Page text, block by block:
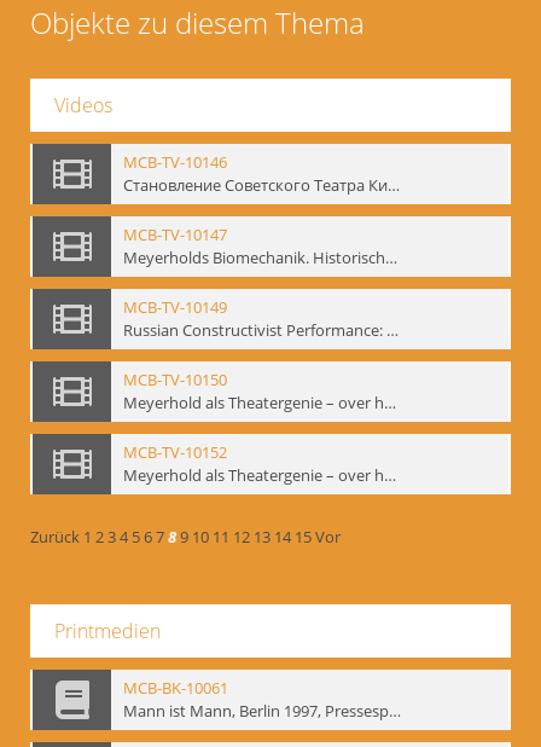
Objekte zu diesem Thema
Videos
MCB-TV-10146
Становление Советского Театра Кино - свидетельства эпохи 1920-1936 / Entstehung des sowjetischen Theaters – kinematografische Zeugnisse 1920-1936 - Interne Signatur: BM-vid-96
MCB-TV-10147
Meyerholds Biomechanik. Historisches Filmmaterial - Interne Signatur: BM-vid-99
MCB-TV-10149
Russian Constructivist Performance: An Evening of Foregger's Mastfor Cabaret. Good Treatment for Horses - Interne Signatur: BM-vid-105
MCB-TV-10150
Meyerhold als Theatergenie – over het mechanik van de acteursexpressie - Interne Signatur: BM-vid-108
MCB-TV-10152
Meyerhold als Theatergenie – over het mechanik van de acteursexpressie, Ausschnitt 2 - Interne Signatur: BM-vid-108_A2
Zurück 1 234 56789 10 11 12 13 14 15Vor
Printmedien
MCB-BK-10061
Mann ist Mann, Berlin 1997, Pressespiegel - interne Signatur: BM-prt-262-9